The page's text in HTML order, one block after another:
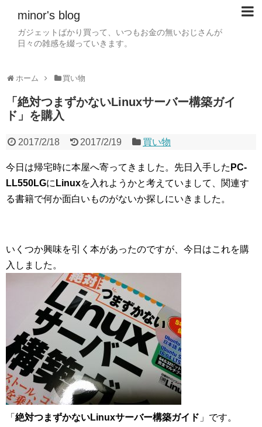
minor's blog
ガジェットばかり買って、いつもお金の無いおじさんが
日々の雑感を綴っていきます。
ホーム 買い物
「絶対つまずかないLinuxサーバー構築ガイ
ド」を購入
2017/2/18 2017/2/19 買い物
今日は帰宅時に本屋へ寄ってきました。先日入手した PC-
LL550LGに Linuxを入れようかと考えていまして、関連す
る書籍で何か面白いものがないか探しにいきました。
いくつか興味を引く本があったのですが、今日はこれを購
入しました。
「 絶対つまずかないLinuxサーバー構築ガイド 」です。